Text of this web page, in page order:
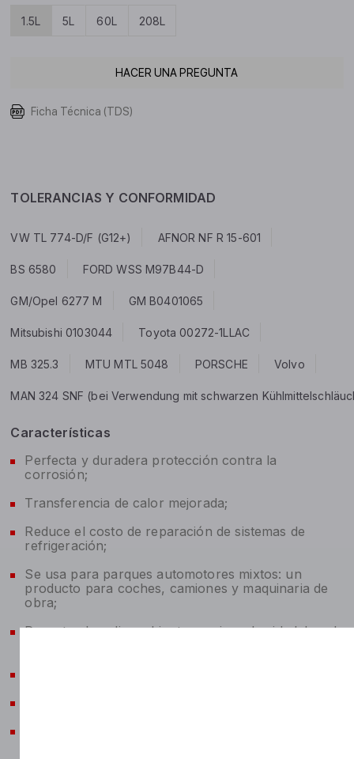
1.5L 5L 60L 208L
HACER UNA PREGUNTA
Ficha Técnica (TDS)
TOLERANCIAS Y CONFORMIDAD
VW TL 774-D/F (G12+) AFNOR NF R 15-601
BS 6580 FORD WSS M97B44-D
GM/Opel 6277 M GM B0401065
Mitsubishi 0103044 Toyota 00272-1LLAC
MB 325.3 MTU MTL 5048 PORSCHE Volvo
MAN 324 SNF (bei Verwendung mit schwarzen
Características
Perfecta y duradera protección contra la
corrosión;
Transferencia de calor mejorada;
Reduce el costo de reparación de sistemas de
refrigeración;
Se usa para parques automotores mixtos: un
producto para coches, camiones y maquinaria de
obra;
Respeta el medio ambiente gracias a la vida laboral